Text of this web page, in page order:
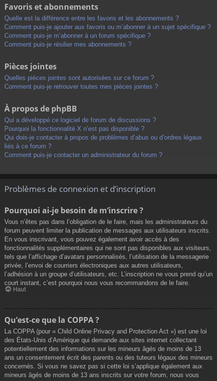
Favoris et abonnements
Quelle est la différence entre les favoris et les abonnements ?
Comment puis-je ajouter aux favoris ou m’abonner à un sujet spécifique ?
Comment puis-je m’abonner à un forum spécifique ?
Comment puis-je résilier mes abonnements ?
Pièces jointes
Quelles pièces jointes sont autorisées sur ce forum ?
Comment puis-je retrouver toutes mes pièces jointes ?
À propos de phpBB
Qui a développé ce logiciel de forum de discussions ?
Pourquoi la fonctionnalité X n’est pas disponible ?
Qui dois-je contacter à propos de problèmes d’abus ou d’ordres légaux
liés à ce forum ?
Comment puis-je contacter un administrateur du forum ?
Problèmes de connexion et d’inscription
Pourquoi ai-je besoin de m’inscrire ?
Vous n’êtes pas dans l’obligation de le faire, mais les administrateurs du
forum peuvent limiter la publication de messages aux utilisateurs inscrits.
En vous inscrivant, vous pouvez également avoir accès à des
fonctionnalités supplémentaires qui ne sont pas disponibles aux visiteurs,
tels que l’affichage d’avatars personnalisés, l’utilisation de la messagerie
privée, l’envoi de courriers électroniques aux autres utilisateurs,
l’adhésion à un groupe d’utilisateurs, etc. L’inscription ne vous prend qu’un
court instant, c’est pourquoi nous vous recommandons de le faire.
Haut
Qu’est-ce que la COPPA ?
La COPPA (pour « Child Online Privacy and Protection Act ») est une loi
des États-Unis d’Amérique qui demande aux sites internet collectant
potentiellement des informations sur les mineurs âgés de moins de 13
ans un consentement écrit des parents ou des tuteurs légaux des mineurs
concernés. Si vous ne savez pas si cette loi s’applique également aux
mineurs âgés de moins de 13 ans inscrits sur votre forum, nous vous